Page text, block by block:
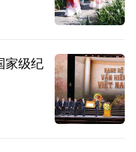
家级纪